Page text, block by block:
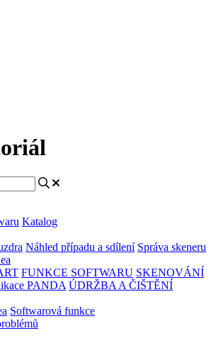
Katalog
Náhled případu a sdílení Správa skeneru
FUNKCE SOFTWARU SKENOVÁNÍ
PANDA ÚDRŽBA A ČIŠTĚNÍ
Softwarová funkce